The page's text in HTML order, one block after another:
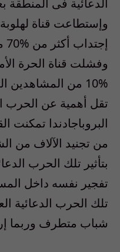
الدعائية فى المنطقة
وإستطاعت قناة
وفشلت قناة الحرة
%10 من
تقل أهمية عن الحرب
البروباجادندا تمكنت
من تجنيد الآلاف من
بتأثير تلك الحرب
تفجير نفسه داخل
تلك الحرب الدعائية
شباب متطرف وربما